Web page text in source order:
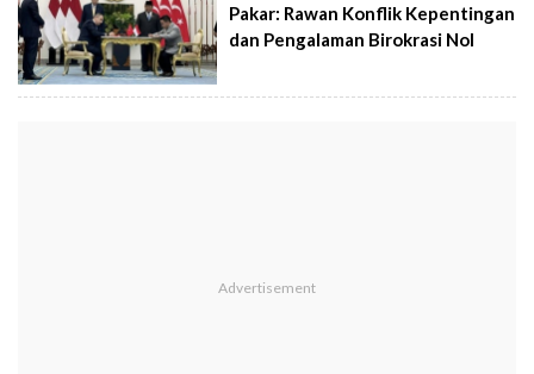
Pakar: Rawan Konflik Kepentingan
dan Pengalaman Birokrasi Nol